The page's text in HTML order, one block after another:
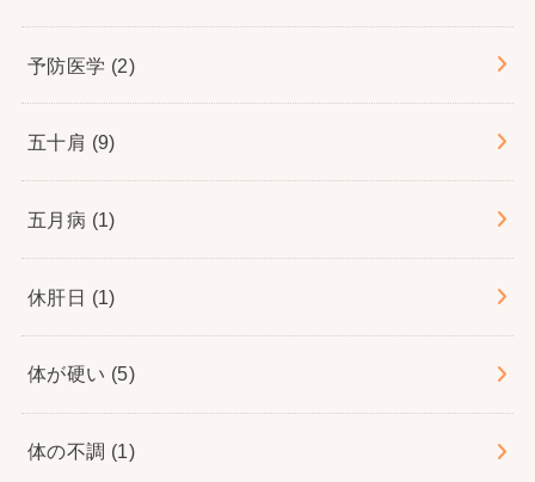
予防医学 (2)
五十肩 (9)
五月病 (1)
休肝日 (1)
体が硬い (5)
体の不調 (1)